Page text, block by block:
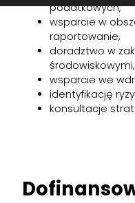
podatkowych,
wsparcie w
raportowanie,
doradztwo w
środowiskowymi,
wsparcie we
identyfikację
konsultacje